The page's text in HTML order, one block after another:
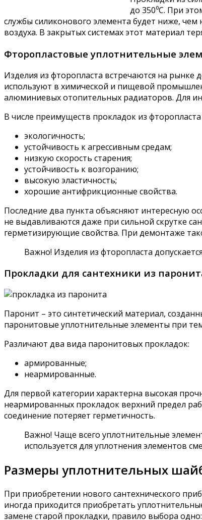
до 350⁰С. При
службы силиконового элемента будет ниже, чем
воздуха. В закрытых системах этот материал
Фторопластовые уплотнительные
Изделия из фторопласта встречаются на
используют в химической и пищевой
алюминиевых отопительных радиаторов. Для
В числе преимуществ прокладок из
экологичность;
устойчивость к агрессивным средам;
низкую скорость старения;
устойчивость к возгоранию;
высокую эластичность;
хорошие антифрикционные свойства.
Последние два пункта объясняют интересную
не выдавливаются даже при сильной скрутке
герметизирующие свойства. При демонтаже
Важно! Изделия из фторопласта
Прокладки для сантехники из
Паронит – это синтетический материал,
паронитовые уплотнительные элементы при
Различают два вида паронитовых прокладок:
армированные;
неармированные.
Для первой категории характерна высокая
неармированных прокладок верхний предел
соединение потеряет герметичность.
Важно! Чаще всего уплотнительные
используется для уплотнения элементов
Размеры уплотнительных
При приобретении нового сантехнического
иногда приходится приобретать
замене старой прокладки, правило выбора